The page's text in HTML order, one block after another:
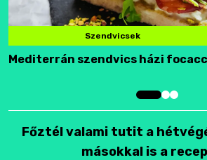
Szendvicsek
Mediterrán szendvics házi
Főztél valami tutit a
másokkal is a